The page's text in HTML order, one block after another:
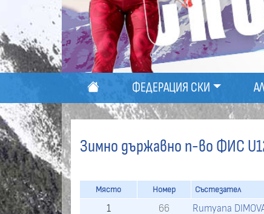
ФЕДЕРАЦИЯ СКИ
Зимно държавно п-во ФИС
Място Номер Състезател
1 66 Rumyana